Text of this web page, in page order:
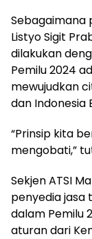
Sebagaimana
Listyo Sigit
dilakukan
Pemilu 2024
mewujudkan
dan Indonesia
“Prinsip kita
mengobati,”
Sekjen ATSI
penyedia jasa
dalam Pemilu
aturan dari